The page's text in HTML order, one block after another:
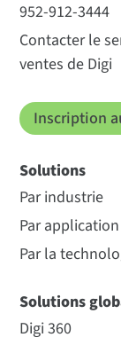
952-912-3444
Contacter le
ventes de Digi
Inscription
Solutions
Par industrie
Par application
Par la
Solutions
Digi 360